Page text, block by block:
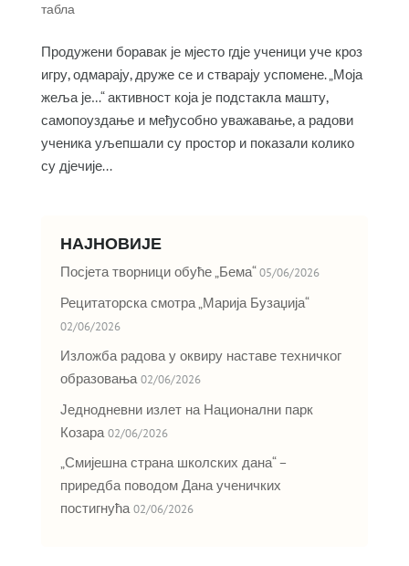
табла
Продужени боравак је мјесто гдје ученици уче кроз
игру, одмарају, друже се и стварају успомене. „Моја
жеља је…“ активност која је подстакла машту,
самопоуздање и међусобно уважавање, а радови
ученика уљепшали су простор и показали колико
су дјечије...
НАЈНОВИЈЕ
Посјета творници обуће „Бема“ 05/06/2026
Рецитаторска смотра „Марија Бузаџија“
02/06/2026
Изложба радова у оквиру наставе техничког
образовања 02/06/2026
Једнодневни излет на Национални парк
Козара 02/06/2026
„Смијешна страна школских дана“ –
приредба поводом Дана ученичких
постигнућа 02/06/2026